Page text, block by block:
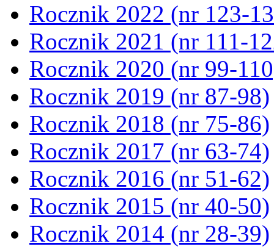
Rocznik 2022 (nr 123-
Rocznik 2021 (nr 111-
Rocznik 2020 (nr 99-
Rocznik 2019 (nr 87-98)
Rocznik 2018 (nr 75-86)
Rocznik 2017 (nr 63-74)
Rocznik 2016 (nr 51-62)
Rocznik 2015 (nr 40-50)
Rocznik 2014 (nr 28-39)